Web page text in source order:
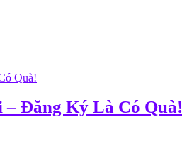
– Đăng Ký Là Có Quà!